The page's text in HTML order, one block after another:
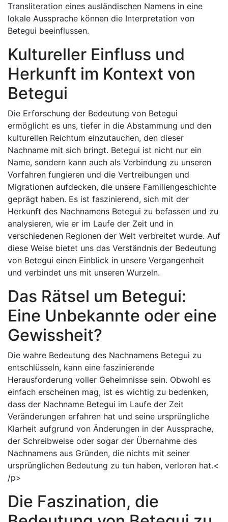
Transliteration eines ausländischen Namens in eine
lokale Aussprache können die Interpretation von
Betegui beeinflussen.
Kultureller Einfluss und
Herkunft im Kontext von
Betegui
Die Erforschung der Bedeutung von Betegui
ermöglicht es uns, tiefer in die Abstammung und den
kulturellen Reichtum einzutauchen, den dieser
Nachname mit sich bringt. Betegui ist nicht nur ein
Name, sondern kann auch als Verbindung zu unseren
Vorfahren fungieren und die Vertreibungen und
Migrationen aufdecken, die unsere Familiengeschichte
geprägt haben. Es ist faszinierend, sich mit der
Herkunft des Nachnamens Betegui zu befassen und zu
analysieren, wie er im Laufe der Zeit und in
verschiedenen Regionen der Welt verbreitet wurde. Auf
diese Weise bietet uns das Verständnis der Bedeutung
von Betegui einen Einblick in unsere Vergangenheit
und verbindet uns mit unseren Wurzeln.
Das Rätsel um Betegui:
Eine Unbekannte oder eine
Gewissheit?
Die wahre Bedeutung des Nachnamens Betegui zu
entschlüsseln, kann eine faszinierende
Herausforderung voller Geheimnisse sein. Obwohl es
einfach erscheinen mag, ist es wichtig zu bedenken,
dass der Nachname Betegui im Laufe der Zeit
Veränderungen erfahren hat und seine ursprüngliche
Klarheit aufgrund von Änderungen in der Aussprache,
der Schreibweise oder sogar der Übernahme des
Nachnamens aus Gründen, die nichts mit seiner
ursprünglichen Bedeutung zu tun haben, verloren hat.<
/p>
Die Faszination, die